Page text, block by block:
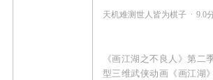
天机难测世人皆为棋子 9.0
《画江湖之不良人》第二
型三维武侠动画《画江湖